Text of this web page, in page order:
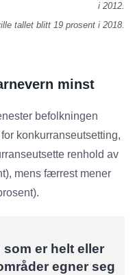
i 2012.
tallet blitt 19 prosent i 2018.
minst
befolkningen
konkurranseutsetting,
renhold av
mens færrest mener
er helt eller
egner seg